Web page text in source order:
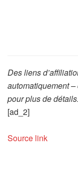
Des liens
automatiquement
pour plus de détails.
[ad_2]
Source link